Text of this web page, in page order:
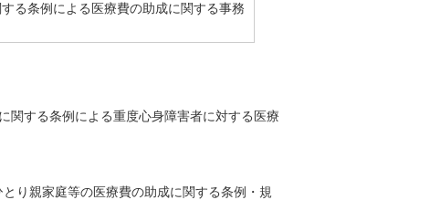
る条例による医療費の助成に関する事務
関する条例による重度心身障害者に対する医療
とり親家庭等の医療費の助成に関する条例・規